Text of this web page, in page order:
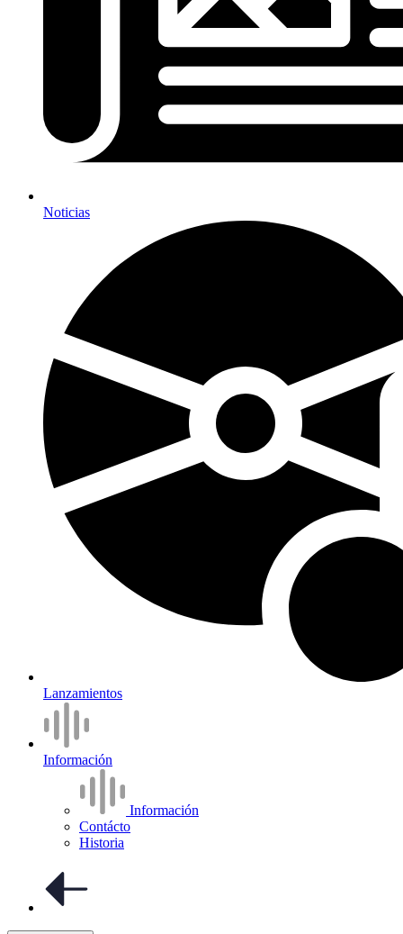
Noticias
Lanzamientos
Información
Información
Contácto
Historia